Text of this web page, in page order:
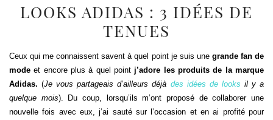
LOOKS ADIDAS : 3 IDÉES DE
TENUES
Ceux qui me connaissent savent à quel point je suis une grande fan de
mode et encore plus à quel point j’adore les produits de la marque
Adidas. (Je vous partageais d’ailleurs déjà des idées de looks il y a
quelque mois). Du coup, lorsqu’ils m’ont proposé de collaborer une
nouvelle fois avec eux, j’ai sauté sur l’occasion et en ai profité pour